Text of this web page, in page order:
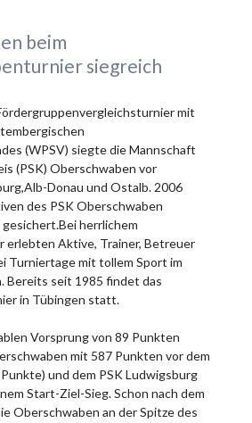
beim
siegreich
mit
(WPSV) siegte die Mannschaft
(PSK) Oberschwaben vor
Donau und Ostalb. 2006
des PSK Oberschwaben
herrlichem
erlebten Aktive, Trainer, Betreuer
Turniertage mit tollem Sport im
Bereits seit 1985 findet das
in Tübingen statt.
Vorsprung von 89 Punkten
mit 587 Punkten vor dem
und dem PSK Ludwigsburg
Start-Ziel-Sieg. Schon nach dem
Oberschwaben an der Spitze des